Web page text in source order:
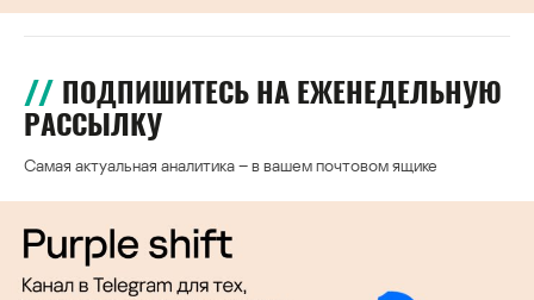
ПОДПИШИТЕСЬ НА ЕЖЕНЕДЕЛЬНУЮ
РАССЫЛКУ
Самая актуальная аналитика – в вашем почтовом ящике